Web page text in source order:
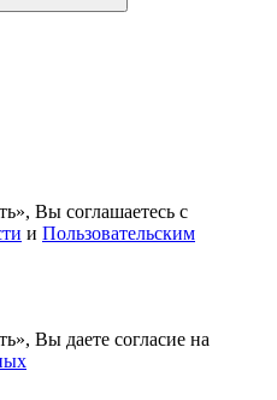
Вы соглашаетесь с
и Пользовательским
Вы даете согласие на